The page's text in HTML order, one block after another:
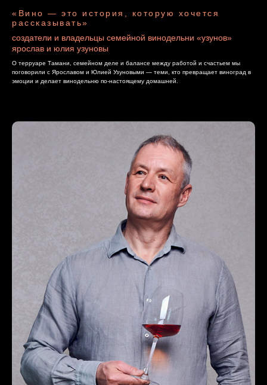
«Вино — это история, которую хочется
рассказывать»
создатели и владельцы семейной винодельни «узунов»
ярослав и юлия узуновы
О терруаре Тамани, семейном деле и балансе между работой и счастьем мы
поговорили с Ярославом и Юлией Узуновыми — теми, кто превращает виноград в
эмоции и делает винодельню по-настоящему домашней.